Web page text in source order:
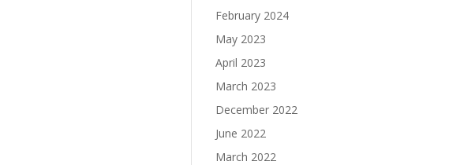
February 2024
May 2023
April 2023
March 2023
December 2022
June 2022
March 2022